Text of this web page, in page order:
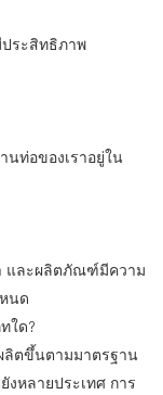
ระสิทธิภาพ
นท่อของเราอยู่ใน
และผลิตภัณฑ์มีความ
นด
ใด?
ลิตขึ้นตามมาตรฐาน
งหลายประเทศ การ